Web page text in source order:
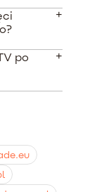
e-
na
oraz
w
po